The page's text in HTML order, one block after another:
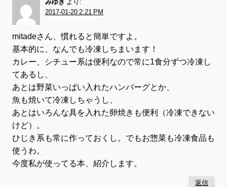
みゆき より:
2017-01-20 2:21 PM
mitadeさん、慣れると簡単ですよ。
基本的に、なんでも冷凍しちまいます！
カレー、シチュー系は便利なので常に1食分ずつ冷凍し
てあるし、
あとは野菜いっぱい入れたハンバーグとか、
魚も焼いて冷凍しちゃうし、
あとはいろんな具を入れた卵焼きも便利（冷凍できない
けど）。
ひじき系も常に作っておくし。でもお惣菜も冷凍食品も
使うわ。
今度私が使ってる本、紹介します。
返信